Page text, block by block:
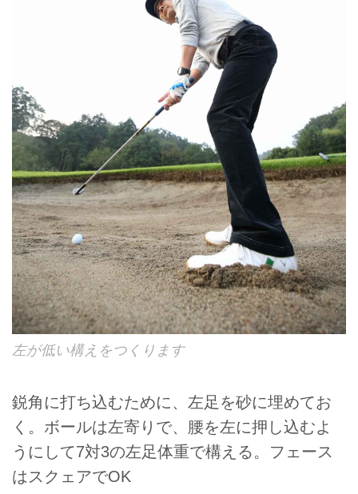
左が低い構えをつくります
鋭角に打ち込むために、左足を砂に埋めてお
く。ボールは左寄りで、腰を左に押し込むよ
うにして7対3の左足体重で構える。フェース
はスクェアでOK